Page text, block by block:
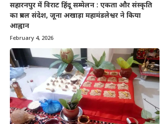
सहारनपुर में विराट हिंदू सम्मेलन : एकता और संस्कृति
का प्रबल संदेश, जूना अखाड़ा महामंडलेश्वर ने किया
आह्वान
February 4, 2026